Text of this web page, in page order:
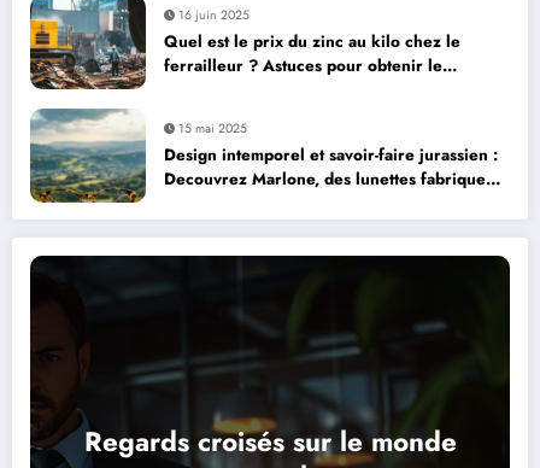
16 juin 2025
Quel est le prix du zinc au kilo chez le
ferrailleur ? Astuces pour obtenir le
15 mai 2025
Design intemporel et savoir-faire jurassien :
Decouvrez Marlone, des lunettes fabriquees
Regards croisés sur le monde